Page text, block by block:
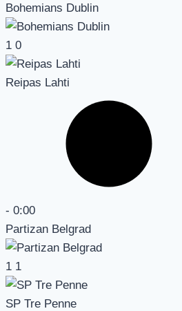
Bohemians Dublin
1 0
Reipas Lahti
- 0:00
Partizan Belgrad
1 1
SP Tre Penne